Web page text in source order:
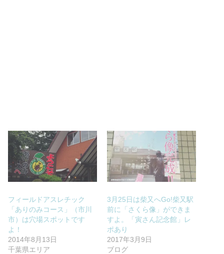
フィールドアスレチック
「ありのみコース」（市川
市）は穴場スポットです
よ！
2014年8月13日
千葉県エリア
3月25日は柴又へGo!柴又駅
前に「さくら像」ができま
すよ。「寅さん記念館」レ
ポあり
2017年3月9日
ブログ